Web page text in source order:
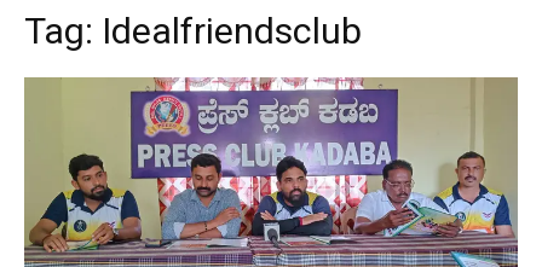
Tag: Idealfriendsclub